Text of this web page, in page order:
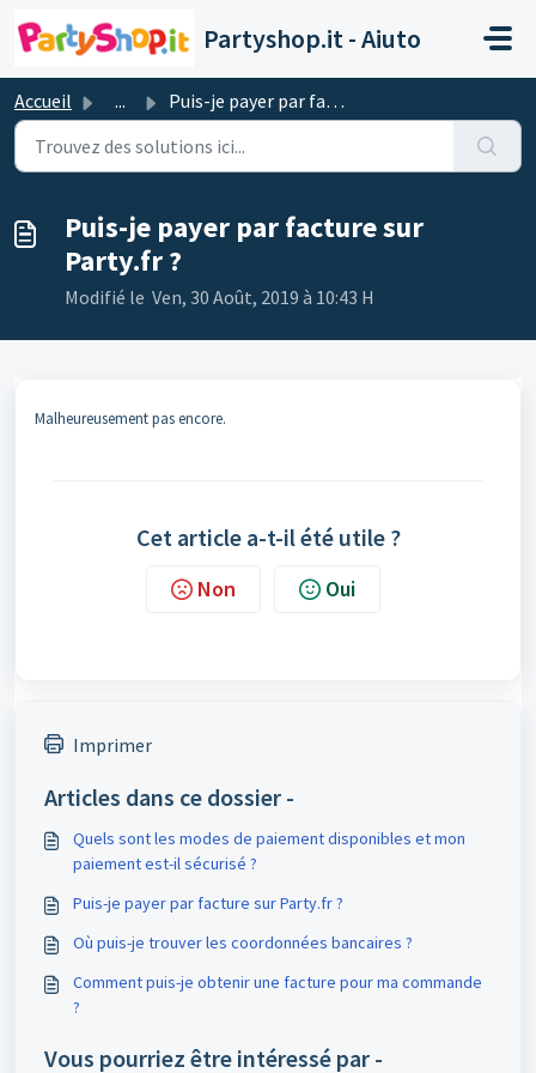
Partyshop.it - Aiuto
Accueil ... Puis-je payer par facture sur Party.fr ?
Puis-je payer par facture sur
Party.fr ?
Modifié le Ven, 30 Août, 2019 à 10:43 H
Malheureusement pas encore.
Cet article a-t-il été utile ?
Non Oui
Imprimer
Articles dans ce dossier -
Quels sont les modes de paiement disponibles et mon
paiement est-il sécurisé ?
Puis-je payer par facture sur Party.fr ?
Où puis-je trouver les coordonnées bancaires ?
Comment puis-je obtenir une facture pour ma commande
?
Vous pourriez être intéressé par -